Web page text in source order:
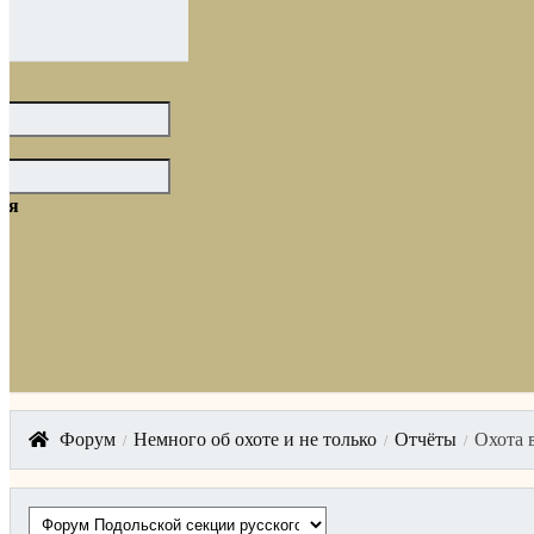
Форум / Немного об охоте и не только / Отчёты / Охота